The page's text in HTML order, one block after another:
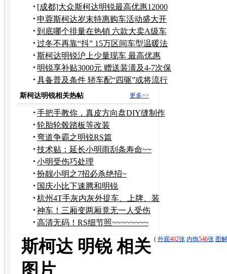
5千
[成都]大众斯柯达明锐最高优惠12000
元
申蓉斯柯达岁末特惠购车活动盛大开
幕
到底哪个排量在热销 六款大卖A级车
型
过冬不再靠“抖” 15万区间车型温暖法
宝
斯柯达明锐沪上少量现车 最高优惠
7000元
明锐享补贴3000元 赠送装潢及4-7次保
养
具备普及条件 轿车配“四驱”或将流行
更多>>
斯柯达明锐相关热帖
手把手教你，真皮方向盘DIY缝制作
业
轮胎轮毂踏板等改装
弯道争霸之明锐RS篇
技术贴：延长小明雨刮条寿命~~
小明受伤巧处理
扮靓小明之7招必杀绝招~
国庆小比下速腾和明锐
杭州4T手灰内灰外提车、上牌、装
饰、1004公里作
神车！三厢变两厢竟无一人受伤
高清无码！RS细节照~~~~~~~~
( 外观402张 内饰546张 图解
斯柯达 明锐 相关
图片